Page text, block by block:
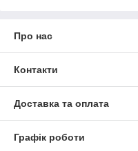
Про нас
Контакти
Доставка та оплата
Графік роботи